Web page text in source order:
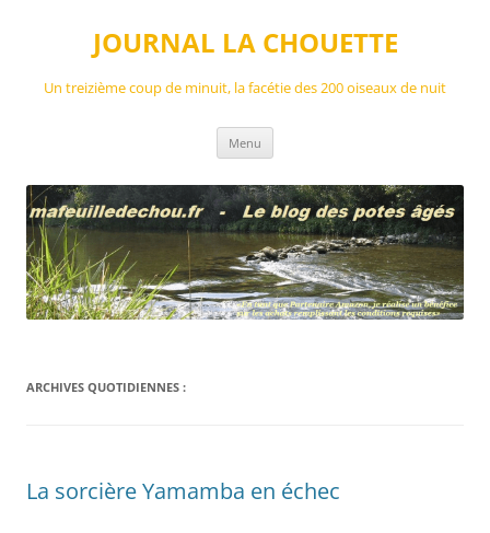
JOURNAL LA CHOUETTE
Un treizième coup de minuit, la facétie des 200 oiseaux de nuit
Menu
ARCHIVES QUOTIDIENNES :
La sorcière Yamamba en échec